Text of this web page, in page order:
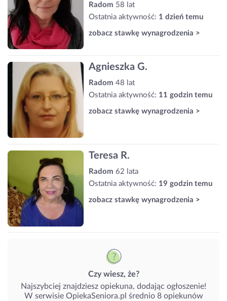
Radom 58 lat
Ostatnia aktywność: 1 dzień temu
zobacz stawkę wynagrodzenia >
Agnieszka G.
Radom 48 lat
Ostatnia aktywność: 11 godzin temu
zobacz stawkę wynagrodzenia >
Teresa R.
Radom 62 lata
Ostatnia aktywność: 19 godzin temu
zobacz stawkę wynagrodzenia >
Czy wiesz, że?
Najszybciej znajdziesz opiekuna, dodając ogłoszenie!
W serwisie OpiekaSeniora.pl średnio 8 opiekunów